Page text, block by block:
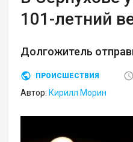
101-летний
Долгожитель
ПРОИСШЕСТВИЯ
Автор: Кирилл Морин